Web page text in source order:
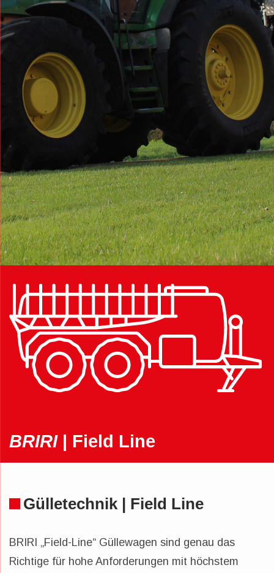
BRIRI| Field Line
Gülletechnik | Field Line
BRIRI „Field-Line“ Güllewagen sind genau das
Richtige für hohe Anforderungen mit höchstem